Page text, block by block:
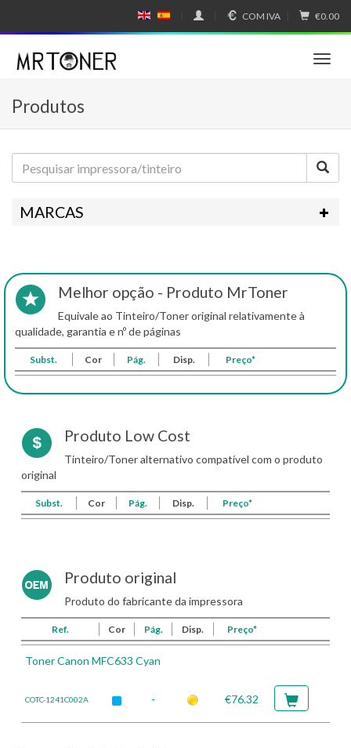
N
SP
COM IVA €0.00
T
n
a
v
g
Produtos
MARCAS
Melhor opção - Produto MrToner
Equivale ao Tinteiro/Toner original relativamente à
qualidade, garantia e nº de páginas
Subst. Cor Pág. Disp. Preço*
Produto Low Cost
Tinteiro/Toner alternativo compatível com o produto
original
Subst. Cor Pág. Disp. Preço*
Produto original
Produto do fabricante da impressora
Ref. Cor Pág. Disp. Preço*
Toner Canon MFC633 Cyan
COTC-1241C002A - €76.32